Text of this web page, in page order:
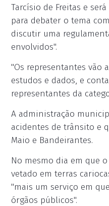
Tarcísio de Freitas e
para debater o tema
discutir uma
envolvidos".
"Os representantes vão
estudos e dados, e
representantes da
A administração
acidentes de trânsito e
Maio e Bandeirantes.
No mesmo dia em que
vetado em terras
"mais um serviço em
órgãos públicos".